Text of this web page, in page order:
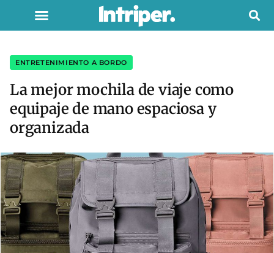
ENTRETENIMIENTO A BORDO
La mejor mochila de viaje como
equipaje de mano espaciosa y
organizada